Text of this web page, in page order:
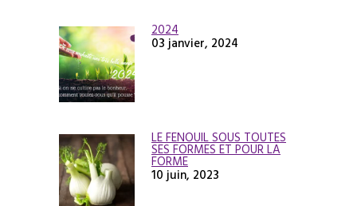
2024
03 janvier, 2024
LE FENOUIL SOUS TOUTES
SES FORMES ET POUR LA
FORME
10 juin, 2023